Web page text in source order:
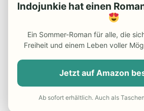
– Beste Reisezeit
Reiseführer
– Günstiger Flug nach
– Do’s and Dont’s in
–
Indojunkie hat einen
Ein Sommer-Roman für alle, die
Freiheit und einem Leben voller
Jetzt auf Amazon
Ab sofort erhältlich. Auch als